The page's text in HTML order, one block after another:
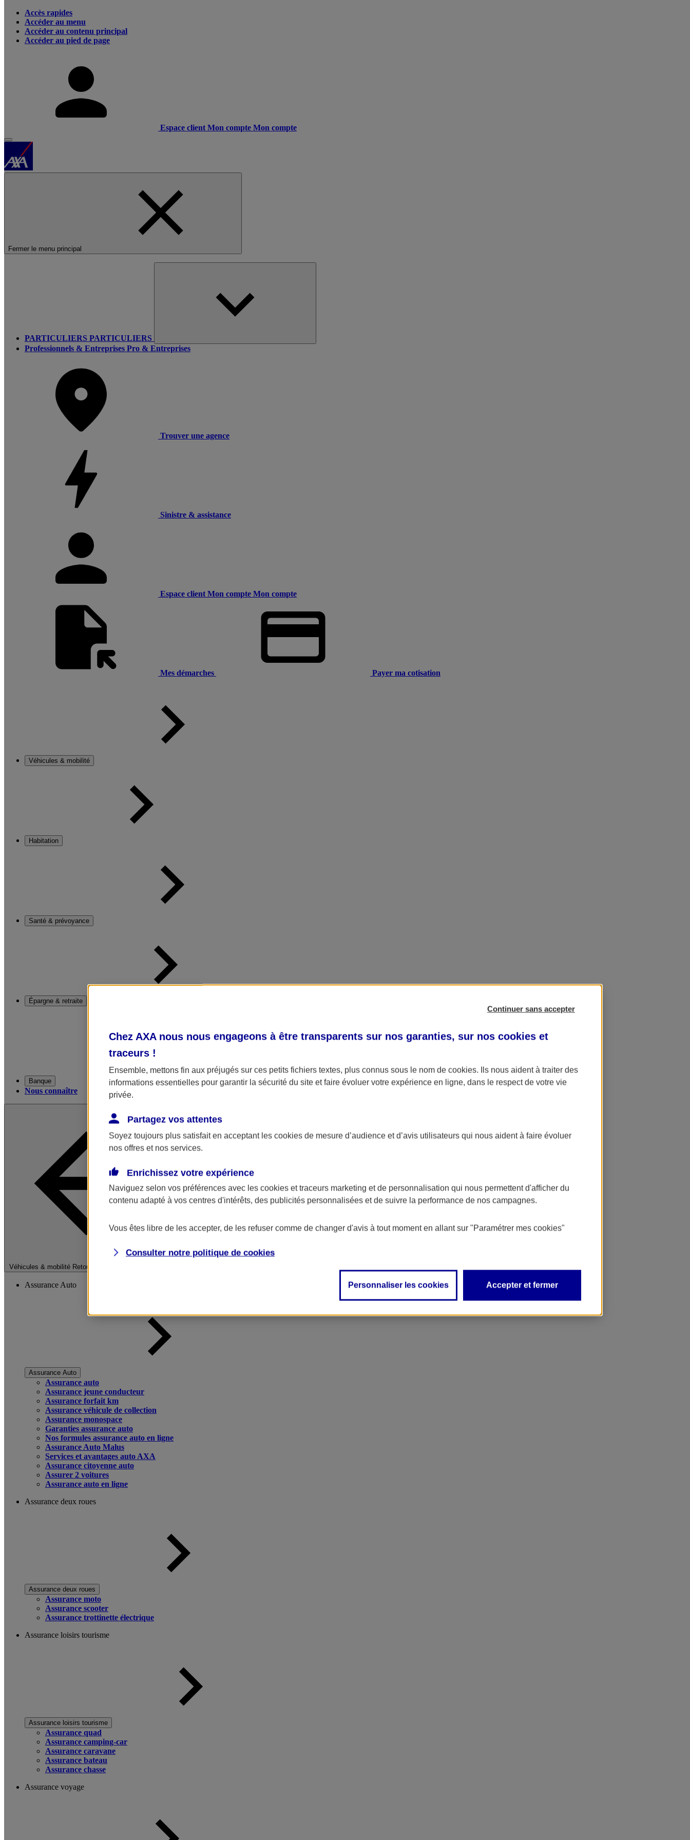
Accès rapides
Accéder au menu
Accéder au contenu principal
Accéder au pied de page
Espace client Mon compte Mon compte
Fermer le menu principal
PARTICULIERS PARTICULIERS
Professionnels & Entreprises Pro & Entreprises
Trouver une agence
Sinistre & assistance
Espace client Mon compte Mon compte
Mes démarches Payer ma cotisation
Véhicules & mobilité
Habitation
Santé & prévoyance
Épargne & retraite
Banque
Nous connaître
Véhicules & mobilité Retour à la section précédente
Fermer le menu principal
Assurance Auto
Assurance Auto
Assurance auto
Assurance jeune conducteur
Assurance forfait km
Assurance véhicule de collection
Assurance monospace
Garanties assurance auto
Nos formules assurance auto en ligne
Assurance Auto Malus
Services et avantages auto AXA
Assurance citoyenne auto
Assurer 2 voitures
Assurance auto en ligne
Assurance deux roues
Assurance deux roues
Assurance moto
Assurance scooter
Assurance trottinette électrique
Assurance loisirs tourisme
Assurance loisirs tourisme
Assurance quad
Assurance camping-car
Assurance caravane
Assurance bateau
Assurance chasse
Assurance voyage
Continuer sans accepter
Chez AXA nous nous engageons à être transparents sur nos garanties, sur nos cookies et
traceurs !
Ensemble, mettons fin aux préjugés sur ces petits fichiers textes, plus connus sous le nom de cookies. Ils nous aident à traiter des
informations essentielles pour garantir la sécurité du site et faire évoluer votre expérience en ligne, dans le respect de votre vie
privée.
Partagez vos attentes
Soyez toujours plus satisfait en acceptant les cookies de mesure d’audience et d’avis utilisateurs qui nous aident à faire évoluer
nos offres et nos services.
Enrichissez votre expérience
Naviguez selon vos préférences avec les cookies et traceurs marketing et de personnalisation qui nous permettent d'afficher du
contenu adapté à vos centres d'intérêts, des publicités personnalisées et de suivre la performance de nos campagnes.
Vous êtes libre de les accepter, de les refuser comme de changer d'avis à tout moment en allant sur "Paramétrer mes cookies"
Consulter notre politique de cookies
Personnaliser les cookies Accepter et fermer